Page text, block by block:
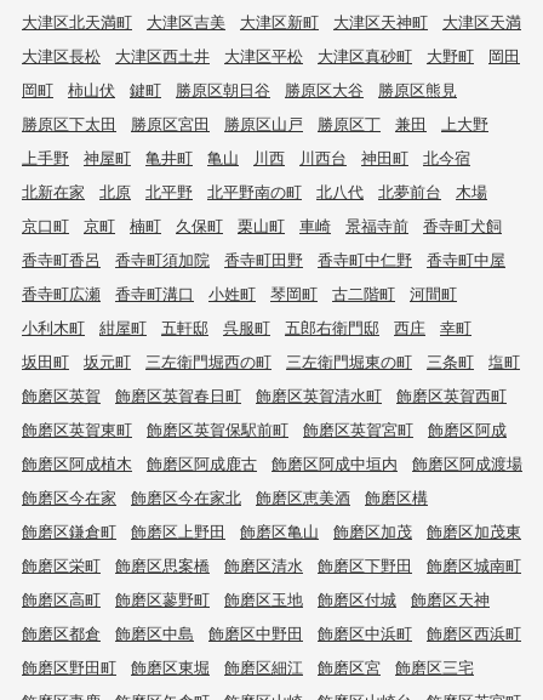
大津区北天満町
大津区吉美 大津区新町 大津区天神町
大津区天満
大津区長松
大津区西土井 大津区平松 大津区真砂町 大野町
岡田
岡町
柿山伏 鍵町 勝原区朝日谷 勝原区大谷
勝原区熊見
勝原区下太田
勝原区宮田 勝原区山戸 勝原区丁 兼田
上大野
上手野
神屋町 亀井町 亀山 川西 川西台 神田町
北今宿
北新在家
北原 北平野 北平野南の町 北八代 北夢前台
木場
京口町
京町 楠町 久保町 栗山町 車崎 景福寺前
香寺町犬飼
香寺町香呂
香寺町須加院 香寺町田野 香寺町中仁野
香寺町中屋
香寺町広瀬
香寺町溝口 小姓町 琴岡町 古二階町
河間町
小利木町
紺屋町 五軒邸 呉服町 五郎右衛門邸 西庄
幸町
坂田町
坂元町 三左衛門堀西の町 三左衛門堀東の町 三条町
塩町
飾磨区英賀
飾磨区英賀春日町 飾磨区英賀清水町
飾磨区英賀西町
飾磨区英賀東町
飾磨区英賀保駅前町 飾磨区英賀宮町
飾磨区阿成
飾磨区阿成植木
飾磨区阿成鹿古 飾磨区阿成中垣内
飾磨区阿成渡場
飾磨区今在家
飾磨区今在家北 飾磨区恵美酒
飾磨区構
飾磨区鎌倉町
飾磨区上野田 飾磨区亀山 飾磨区加茂
飾磨区加茂東
飾磨区栄町
飾磨区思案橋 飾磨区清水 飾磨区下野田
飾磨区城南町
飾磨区高町
飾磨区蓼野町 飾磨区玉地 飾磨区付城
飾磨区天神
飾磨区都倉
飾磨区中島 飾磨区中野田 飾磨区中浜町
飾磨区西浜町
飾磨区野田町
飾磨区東堀 飾磨区細江 飾磨区宮
飾磨区三宅